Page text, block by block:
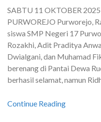
SABTU 11 OKTOBER
PURWOREJO Purworejo,
siswa SMP Negeri 17
Rozakhi, Adit Praditya
Dwialgani, dan Muhamad
berenang di Pantai Dewa
berhasil selamat, namun
Continue Reading